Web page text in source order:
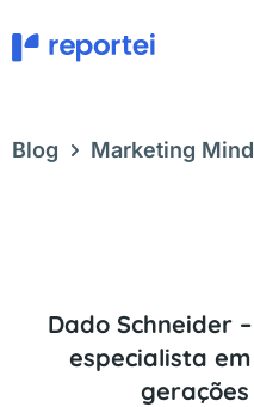
para
Blog Marketing
Dado Schneider
especialista